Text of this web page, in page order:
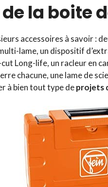
la boite
accessoires à savoir :
lame, un dispositif
cut Long-life, un racleur en
chacune, une lame de
à bien tout type deprojets